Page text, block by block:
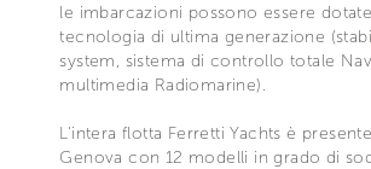
le imbarcazioni possono essere
tecnologia di ultima generazione
system, sistema di controllo totale
multimedia Radiomarine).
L'intera flotta Ferretti Yachts è
Genova con 12 modelli in grado di